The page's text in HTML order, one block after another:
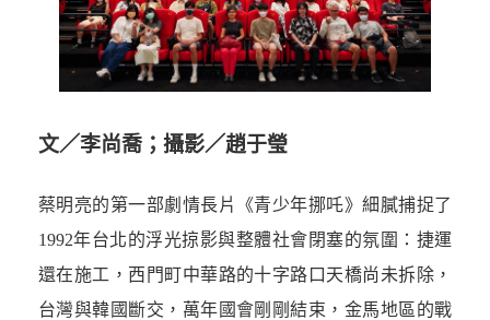
文／李尚喬；攝影／趙于瑩
蔡明亮的第一部劇情長片《青少年挪吒》細膩捕捉了
1992年台北的浮光掠影與整體社會閉塞的氛圍：捷運
還在施工，西門町中華路的十字路口天橋尚未拆除，
台灣與韓國斷交，萬年國會剛剛結束，金馬地區的戰